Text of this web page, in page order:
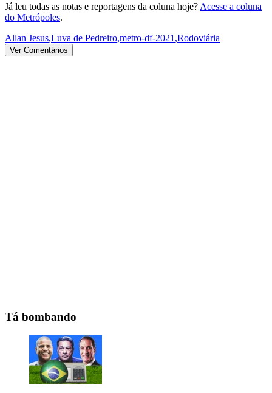
Já leu todas as notas e reportagens da coluna hoje? Acesse a coluna
do Metrópoles.
Allan Jesus,Luva de Pedreiro,metro-df-2021 ,Rodoviária
Ver Comentários
Tá bombando